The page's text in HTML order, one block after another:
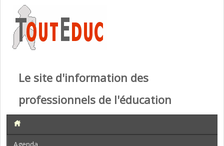
Le site d'information des
professionnels de l'éducation